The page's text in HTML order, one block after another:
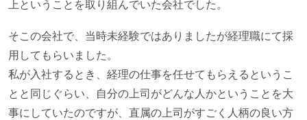
上ということを取り組んでいた会社でした。
そこの会社で、当時未経験ではありましたが経理職にて採
用してもらいました。
私が入社するとき、経理の仕事を任せてもらえるというこ
とと同じぐらい、自分の上司がどんな人かということを大
事にしていたのですが、直属の上司がすごく人柄の良い方